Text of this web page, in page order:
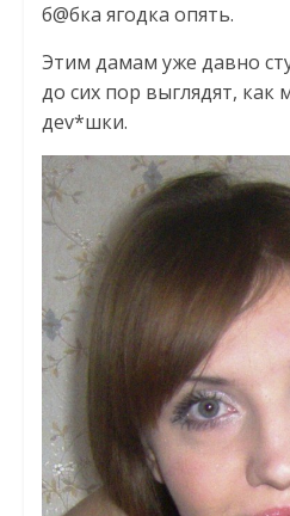
б@бка ягодка опять.
Этим дамам уже давно
до сих пор выглядят, как
деv*шки.